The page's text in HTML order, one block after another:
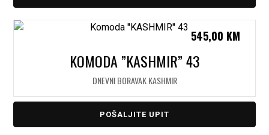
KOMODA ”KASHMIR” 43
DNEVNI BORAVAK KASHMIR
545,00 KM
POŠALJITE UPIT